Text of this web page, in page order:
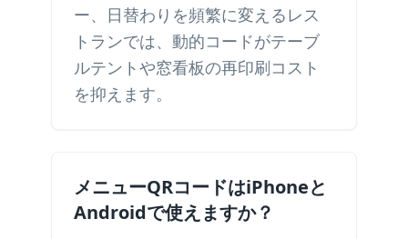
ー、日替わりを頻繁に変えるレス
トランでは、動的コードがテーブ
ルテントや窓看板の再印刷コスト
を抑えます。
メニューQRコードはiPhoneと
Androidで使えますか？